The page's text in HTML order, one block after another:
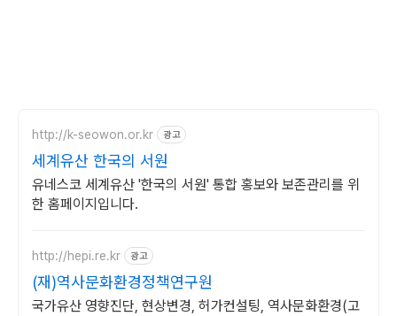
http://k-seowon.or.kr 광고
세계유산 한국의 서원
유네스코 세계유산 '한국의 서원' 통합 홍보와 보존관리를 위
한 홈페이지입니다.
http://hepi.re.kr 광고
(재)역사문화환경정책연구원
국가유산 영향진단, 현상변경, 허가컨설팅, 역사문화환경(고